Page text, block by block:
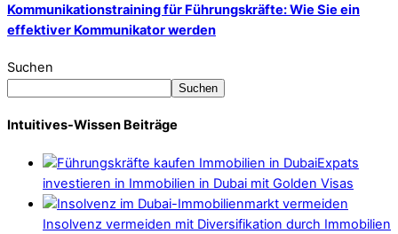
Kommunikationstraining für Führungskräfte: Wie Sie ein
effektiver Kommunikator werden
Suchen
Suchen
Intuitives-Wissen Beiträge
Expats
investieren in Immobilien in Dubai mit Golden Visas
Insolvenz vermeiden mit Diversifikation durch Immobilien